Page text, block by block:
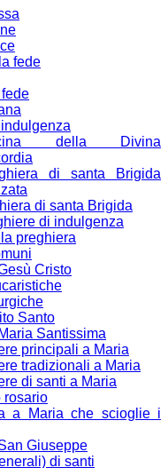
fede
della Divina
di santa Brigida
di santa Brigida
di indulgenza
preghiera
Cristo
Santo
Santissima
principali a Maria
tradizionali a Maria
di santi a Maria
rosario
a Maria che scioglie i
Giuseppe
di santi